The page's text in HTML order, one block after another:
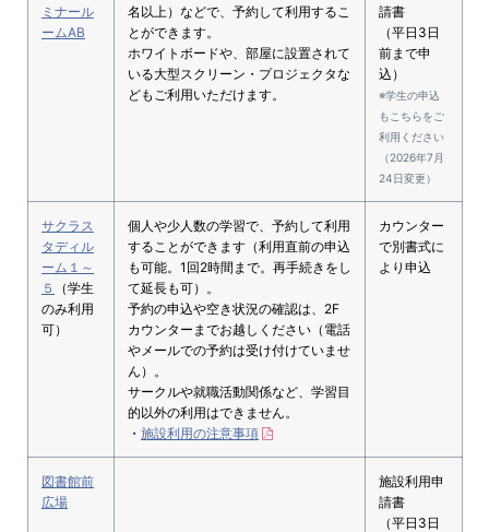
ミナール
ームAB
名以上）などで、予約して利用するこ
とができます。
ホワイトボードや、部屋に設置されて
いる大型スクリーン・プロジェクタな
どもご利用いただけます。
請書
（平日3日
前まで申
込）
※学生の申込
もこちらをご
利用ください
（2026年7月
24日変更）
サクラス
タディル
ーム１～
５
（学生
のみ利用
可）
個人や少人数の学習で、予約して利用
することができます（利用直前の申込
も可能。1回2時間まで。再手続きをし
て延長も可）。
予約の申込や空き状況の確認は、2F
カウンターまでお越しください（電話
やメールでの予約は受け付けていませ
ん）。
サークルや就職活動関係など、学習目
的以外の利用はできません。
・ 施設利用の注意事項
カウンター
で別書式に
より申込
図書館前
広場
施設利用申
請書
（平日3日